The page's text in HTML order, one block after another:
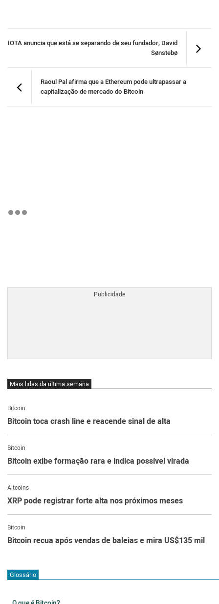
IOTA anuncia que está se separando de seu fundador, David
Sønstebø
Raoul Pal afirma que a Ethereum pode ultrapassar a
capitalização de mercado do Bitcoin
Mais lidas da última semana
Bitcoin
Bitcoin toca crash line e reacende sinal de alta
Bitcoin
Bitcoin exibe formação rara e indica possível virada
Altcoins
XRP pode registrar forte alta nos próximos meses
Bitcoin
Bitcoin recua após vendas de baleias e mira US$135 mil
Glossário